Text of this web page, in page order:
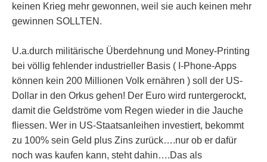
keinen Krieg mehr gewonnen, weil sie auch keinen mehr
gewinnen SOLLTEN.
U.a.durch militärische Überdehnung und Money-Printing
bei völlig fehlender industrieller Basis ( I-Phone-Apps
können kein 200 Millionen Volk ernähren ) soll der US-
Dollar in den Orkus gehen! Der Euro wird runtergerockt,
damit die Geldströme vom Regen wieder in die Jauche
fliessen. Wer in US-Staatsanleihen investiert, bekommt
zu 100% sein Geld plus Zins zurück….nur ob er dafür
noch was kaufen kann, steht dahin….Das als